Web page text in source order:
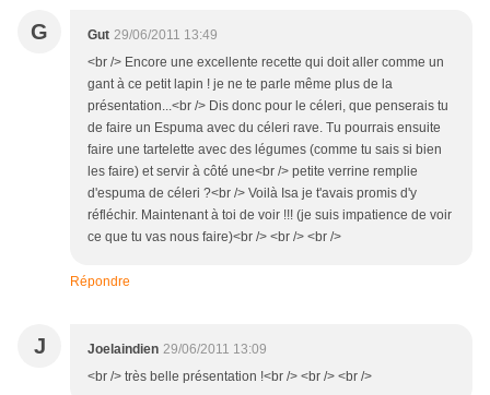
G Gut 29/06/2011 13:49
<br /> Encore une excellente recette qui doit aller comme un
gant à ce petit lapin ! je ne te parle même plus de la
présentation...<br /> Dis donc pour le céleri, que penserais tu
de faire un Espuma avec du céleri rave. Tu pourrais ensuite
faire une tartelette avec des légumes (comme tu sais si bien
les faire) et servir à côté une<br /> petite verrine remplie
d'espuma de céleri ?<br /> Voilà Isa je t'avais promis d'y
réfléchir. Maintenant à toi de voir !!! (je suis impatience de voir
ce que tu vas nous faire)<br /> <br /> <br />
Répondre
J Joelaindien 29/06/2011 13:09
<br /> très belle présentation !<br /> <br /> <br />